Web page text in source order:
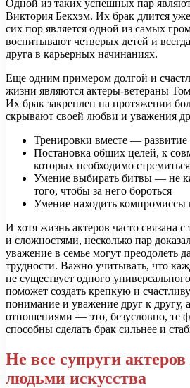
Одной из таких успешных пар
Виктория Бекхэм. Их брак длится
сих пор является одной из самых
воспитывают четверых детей и
друга в карьерных начинаниях.
Еще одним примером долгой и
жизни являются актеры-ветераны
Их брак закреплен на протяжении
скрывают своей любви и уважения
Тренировки вместе — развитие
Постановка общих целей, к
которых необходимо стремиться
Умение выбирать битвы — не
того, чтобы за него бороться
Умение находить компромиссы
И хотя жизнь актеров часто связана
и сложностями, несколько пар
уважение в семье могут преодолеть
трудности. Важно учитывать, что
не существует одного
поможет создать крепкую и
понимание и уважение друг к другу,
отношениями — это, безусловно, те
способны сделать брак сильнее и
Не все супруги
людьми искусства